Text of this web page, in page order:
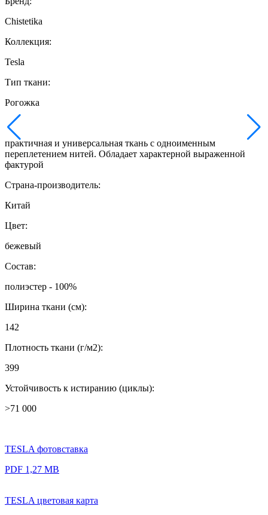
Chistetika
Коллекция:
Tesla
Тип ткани:
Рогожка
практичная и универсальная ткань с одноименным
переплетением нитей. Обладает характерной выраженной
фактурой
Страна-производитель:
Китай
Цвет:
бежевый
Состав:
полиэстер - 100%
Ширина ткани (см):
142
Плотность ткани (г/м2):
399
Устойчивость к истиранию (циклы):
>71 000
TESLA фотовставка
PDF 1,27 MB
TESLA цветовая карта